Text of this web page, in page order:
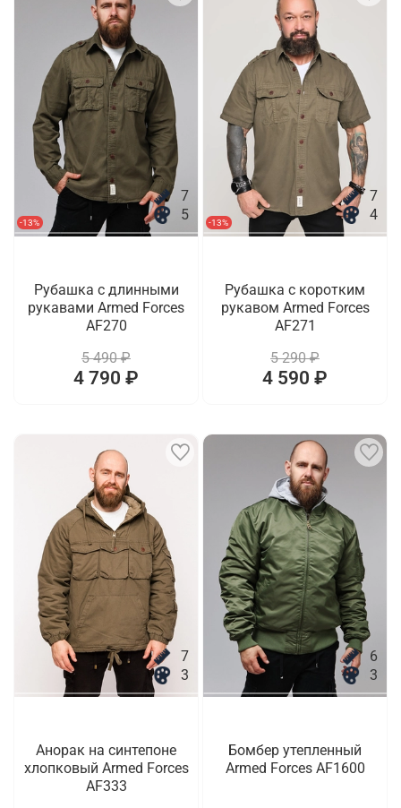
-13%
7
5
Рубашка с длинными
рукавами Armed Forces
AF270
5 490 ₽
4 790 ₽
-13%
7
4
Рубашка с коротким
рукавом Armed Forces
AF271
5 290 ₽
4 590 ₽
7
3
Анорак на синтепоне
хлопковый Armed Forces
AF333
6
3
Бомбер утепленный
Armed Forces AF1600